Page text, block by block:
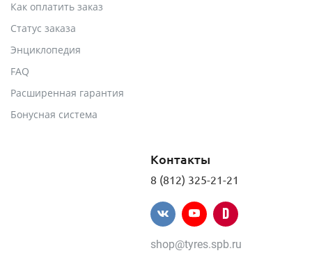
Как оплатить заказ
Статус заказа
Энциклопедия
FAQ
Расширенная гарантия
Бонусная система
Контакты
8 (812) 325-21-21
shop@tyres.spb.ru